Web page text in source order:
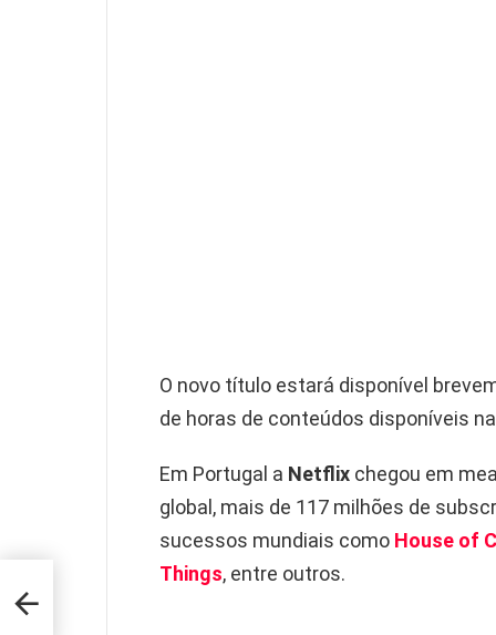
O novo título estará disponível
de horas de conteúdos disponíveis
Em Portugal a Netflix chegou em
global, mais de 117 milhões de
sucessos mundiais como House of
Things, entre outros.